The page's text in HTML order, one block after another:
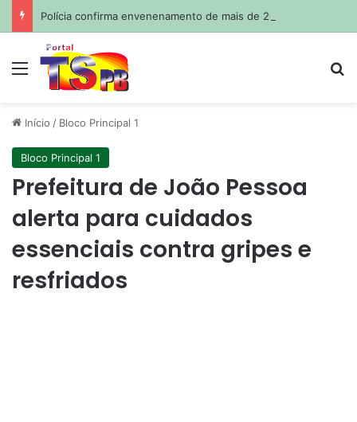
Menu
Início / Bloco Principal 1
Bloco Principal 1
Prefeitura de João Pessoa
alerta para cuidados
essenciais contra gripes e
resfriados